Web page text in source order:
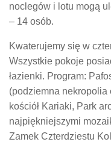
noclegów i lotu mogą
– 14 osób.
Kwaterujemy się w
Wszystkie pokoje
łazienki. Program:
(podziemna
kościół Kariaki, Park
najpiękniejszymi
Zamek Czterdziestu